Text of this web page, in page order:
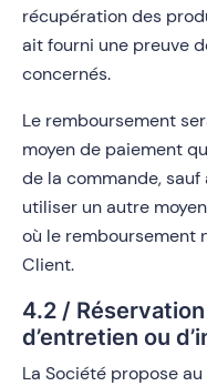
récupération des
ait fourni une preuve
concernés.
Le remboursement
moyen de paiement
de la commande,
utiliser un autre
où le remboursement
Client.
4.2 /
d’entretien ou
La Société propose